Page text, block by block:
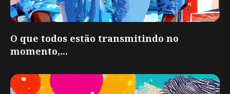
O que todos estão transmitindo no
momento,...